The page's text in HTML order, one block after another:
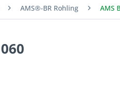
AMS®-BR Rohling AMS